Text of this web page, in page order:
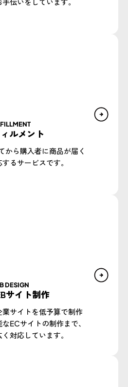
ルメント
から購入者に商品が届く
るサービスです。
DESIGN​
サイト制作​
サイトを低予算で制作
ECサイトの制作まで、
対応しています。​